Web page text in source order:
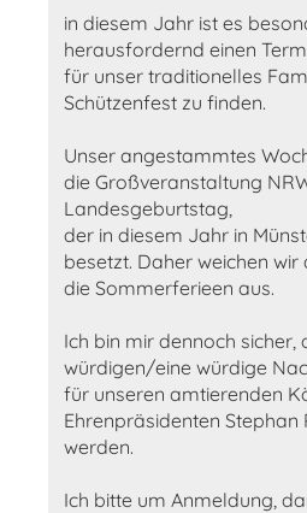
in diesem Jahr ist es
herausfordernd einen
für unser traditionelles
Schützenfest zu finden.
Unser angestammtes
die Großveranstaltung
Landesgeburtstag,
der in diesem Jahr in
besetzt. Daher weichen wir
die Sommerferieen aus.
Ich bin mir dennoch sicher,
würdigen/eine würdige
für unseren amtierenden
Ehrenpräsidenten Stephan
werden.
Ich bitte um Anmeldung,